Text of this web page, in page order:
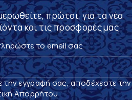
πρώτοι, για τα νέα
και τις προσφορές μας
το email σας
την εγγραφή σας, αποδέχεστε την
Απορρήτου